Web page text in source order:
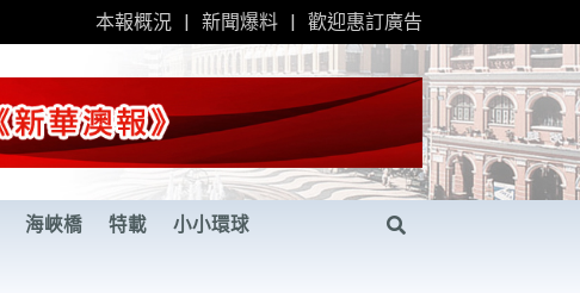
本報概況 新聞爆料 歡迎惠訂廣告
海峽橋 特載 小小環球